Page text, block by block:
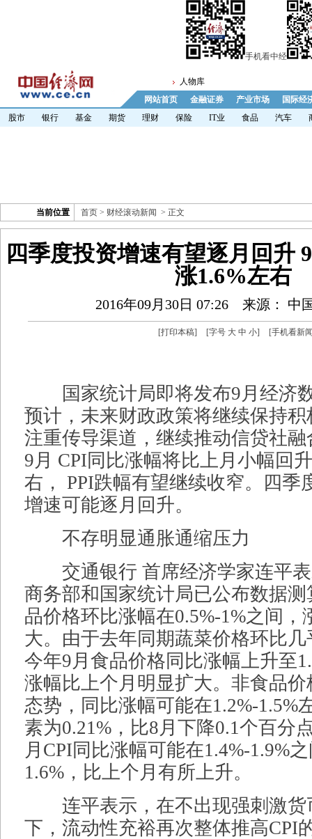
手机看中经
人物库
网站首页
金融证券 产业市场
国际经
股市
银行 基金 期货 理财 保险 IT业 食品 汽车
当前位置 首页 > 财经滚动新闻 > 正文
四季度投资增速有望逐月回升
涨1.6%左右
2016年09月30日 07:26 来源： 中
[打印本稿] [字号 大 中 小] [手机看新
国家统计局即将发布9月经济
预计，未来财政政策将继续保持
注重传导渠道，继续推动信贷社
9月 CPI同比涨幅将比上月小幅回
右， PPI跌幅有望继续收窄。四季
增速可能逐月回升。
不存明显通胀通缩压力
交通银行 首席经济学家连平表
商务部和国家统计局已公布数据
品价格环比涨幅在0.5%-1%之间，
大。由于去年同期蔬菜价格环比
今年9月食品价格同比涨幅上升至
涨幅比上个月明显扩大。非食品
态势，同比涨幅可能在1.2%-1.5%
素为0.21%，比8月下降0.1个百分
月CPI同比涨幅可能在1.4%-1.9%
1.6%，比上个月有所上升。
连平表示，在不出现强刺激货
下，流动性充裕再次整体推高CPI